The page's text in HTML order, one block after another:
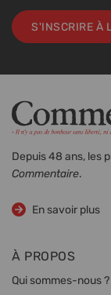
S'INSCRIRE À
Depuis 48 ans, les
Commentaire.
En savoir plus
sur la revue
À PROPOS
Qui sommes-nous ?